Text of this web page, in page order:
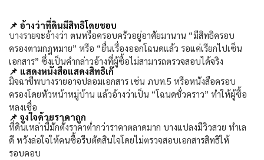
📌 อ้างว่าที่ดินมีสิทธิโดยชอบ
บางรายจะอ้างว่า ตนหรือครอบครัวอยู่อาศัยมานาน “มีสิทธิครอบ
ครองตามกฎหมาย” หรือ “ยื่นเรื่องออกโฉนดแล้ว รอแค่เรียกไปเซ็น
เอกสาร” ซึ่งเป็นคำกล่าวอ้างที่ผู้ซื้อไม่สามารถตรวจสอบได้จริง
📌 แสดงหนังสือแสดงสิทธิเก๊
มิจฉาชีพบางรายอาจปลอมเอกสาร เช่น ภบท. 5 หรือหนังสือครอบ
ครองโดยหัวหน้าหมู่บ้าน แล้วอ้างว่าเป็น “โฉนดชั่วคราว” ทำให้ผู้ซื้อ
หลงเชื่อ
📌 จูงใจด้วยราคาถูก
ที่ดินเหล่านี้มักตั้งราคาต่ำกว่าราคาตลาดมาก บางแปลงมีวิวสวย ทำเล
ดี หวังล่อใจให้คนซื้อรีบตัดสินใจโดยไม่ตรวจสอบเอกสารสิทธิให้
รอบคอบ